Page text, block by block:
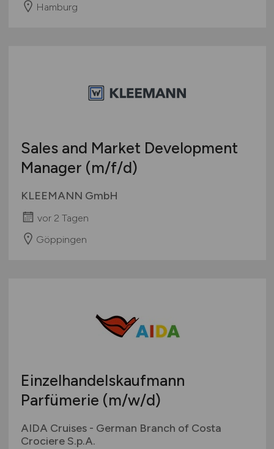
Hamburg
Sales and Market Development
Manager (m/f/d)
KLEEMANN GmbH
vor 2 Tagen
Göppingen
Einzelhandelskaufmann
Parfümerie (m/w/d)
AIDA Cruises - German Branch of Costa
Crociere S.p.A.